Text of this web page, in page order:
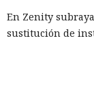
En Zenity
sustitución de